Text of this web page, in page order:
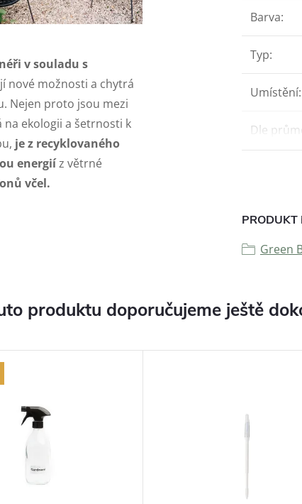
v souladu s
nové možnosti a chytrá
Nejen proto jsou mezi
na ekologii a šetrnosti k
je z recyklovaného
energiíz větrné
včel.
Barva:
Typ:
Umístění:
Dle
PRODUKT
Green
produktu doporučujeme ještě